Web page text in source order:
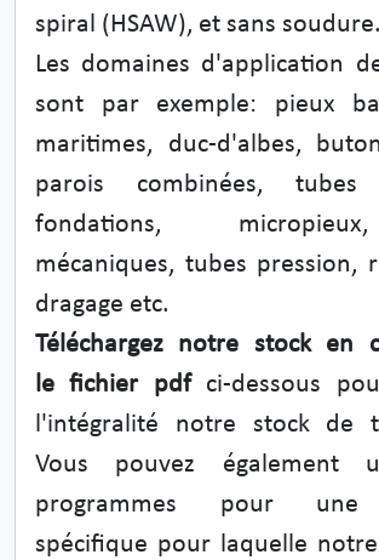
spiral (HSAW), et sans soudure.
Les domaines d'application
sont par exemple: pieux
maritimes, duc-d'albes,
parois combinées, tubes
fondations,
mécaniques, tubes pression,
dragage etc.
Téléchargez notre stock en
le fichier pdf ci-dessous
l'intégralité notre stock de
Vous pouvez également
programmes pour une
spécifique pour laquelle